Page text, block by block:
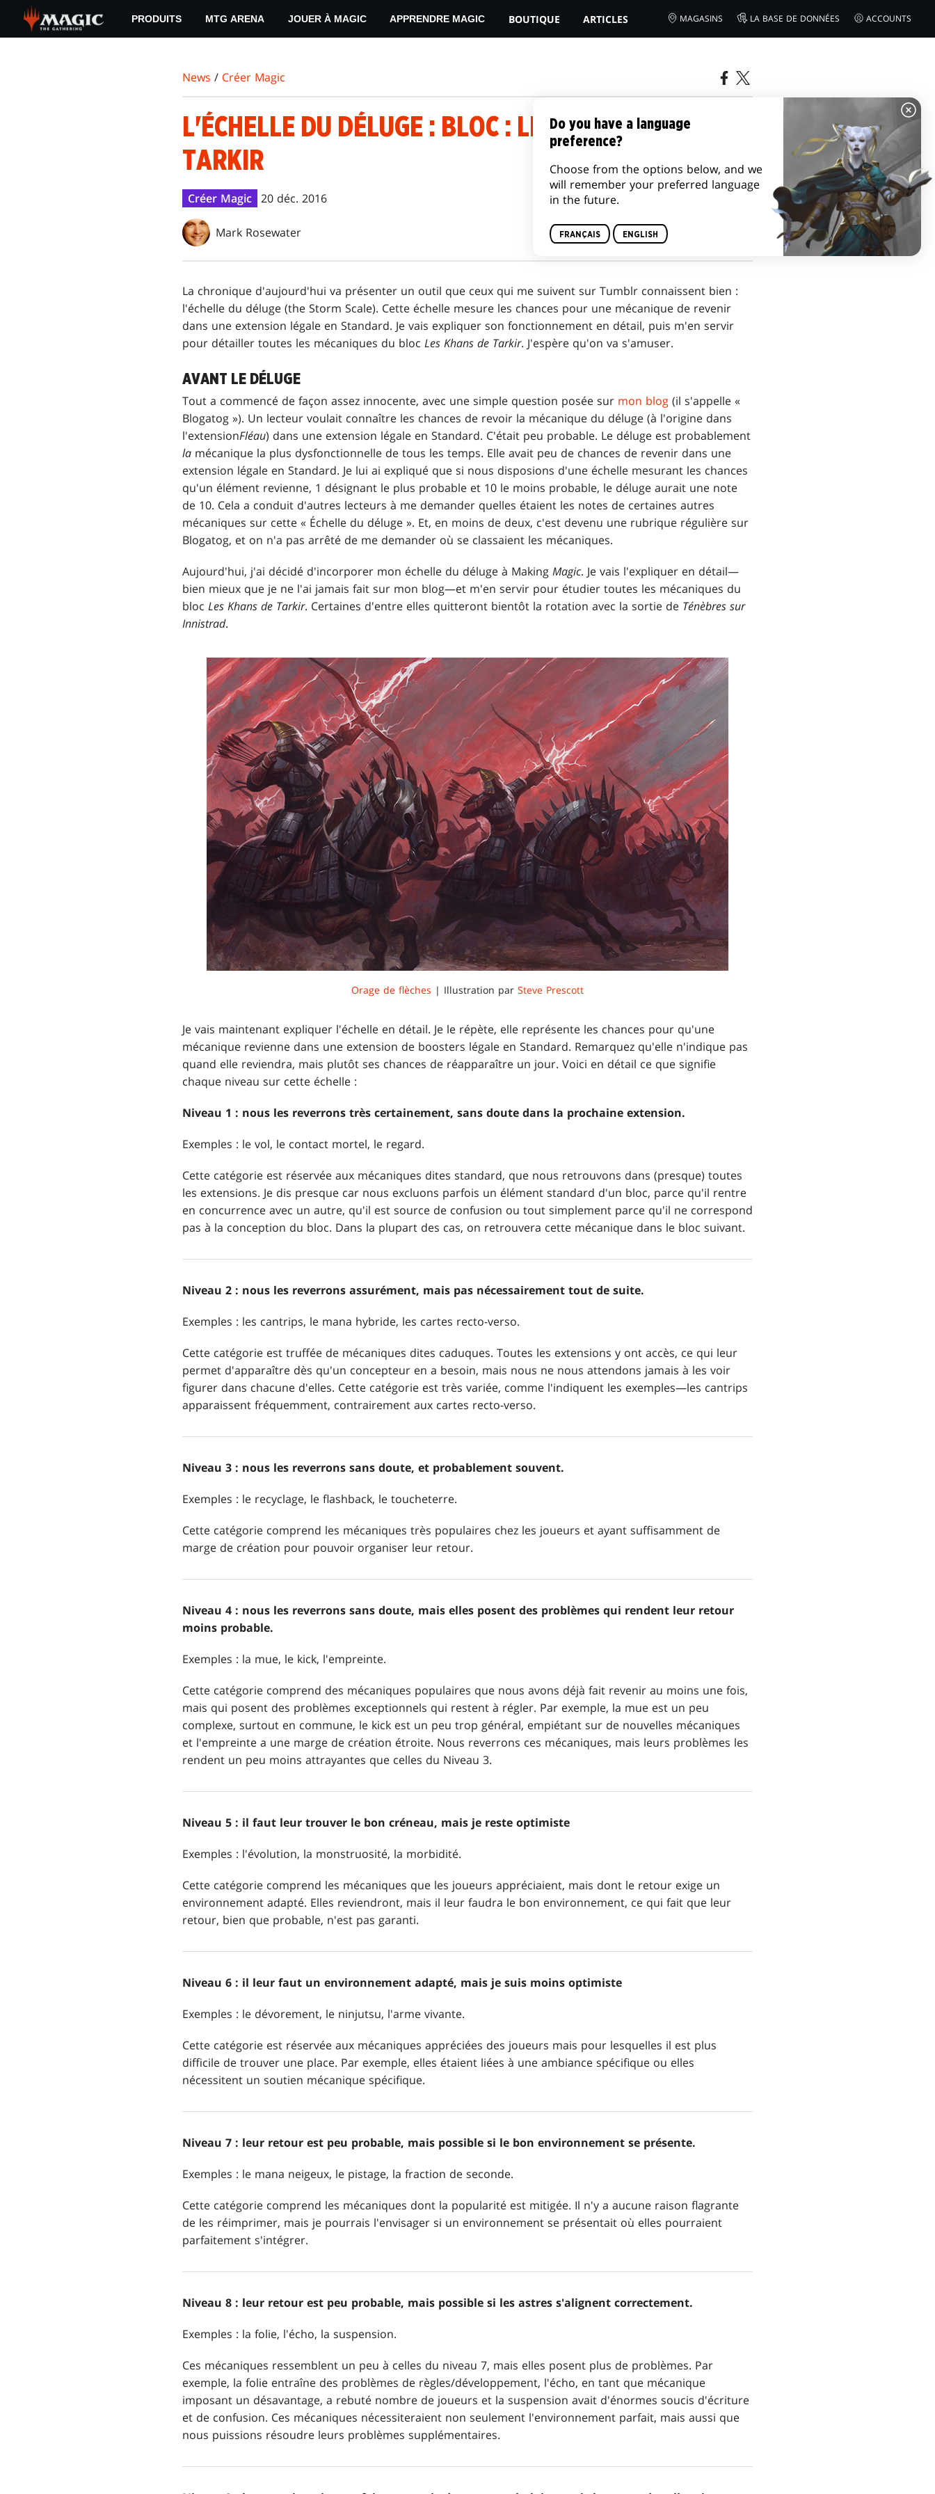
main
PRODUITS MTG ARENA JOUER À MAGIC APPRENDRE MAGIC BOUTIQUE ARTICLES MAGASINS LA BASE DE DONNÉES ACCOUNTS
News / Créer Magic
L'ÉCHELLE DU DÉLUGE : BLOC : LES KHANS DE
TARKIR
Créer Magic 20 déc. 2016
Mark Rosewater
La chronique d'aujourd'hui va présenter un outil que ceux qui me suivent sur Tumblr connaissent bien :
l'échelle du déluge (the Storm Scale). Cette échelle mesure les chances pour une mécanique de revenir
dans une extension légale en Standard. Je vais expliquer son fonctionnement en détail, puis m'en servir
pour détailler toutes les mécaniques du bloc Les Khans de Tarkir. J'espère qu'on va s'amuser.
AVANT LE DÉLUGE
Tout a commencé de façon assez innocente, avec une simple question posée sur mon blog (il s'appelle «
Blogatog »). Un lecteur voulait connaître les chances de revoir la mécanique du déluge (à l'origine dans
l'extensionFléau) dans une extension légale en Standard. C'était peu probable. Le déluge est probablement
la mécanique la plus dysfonctionnelle de tous les temps. Elle avait peu de chances de revenir dans une
extension légale en Standard. Je lui ai expliqué que si nous disposions d'une échelle mesurant les chances
qu'un élément revienne, 1 désignant le plus probable et 10 le moins probable, le déluge aurait une note
de 10. Cela a conduit d'autres lecteurs à me demander quelles étaient les notes de certaines autres
mécaniques sur cette « Échelle du déluge ». Et, en moins de deux, c'est devenu une rubrique régulière sur
Blogatog, et on n'a pas arrêté de me demander où se classaient les mécaniques.
Aujourd'hui, j'ai décidé d'incorporer mon échelle du déluge à Making Magic. Je vais l'expliquer en détail—
bien mieux que je ne l'ai jamais fait sur mon blog—et m'en servir pour étudier toutes les mécaniques du
bloc Les Khans de Tarkir. Certaines d'entre elles quitteront bientôt la rotation avec la sortie de Ténèbres sur
Innistrad.
Orage de flèches | Illustration par Steve Prescott
Je vais maintenant expliquer l'échelle en détail. Je le répète, elle représente les chances pour qu'une
mécanique revienne dans une extension de boosters légale en Standard. Remarquez qu'elle n'indique pas
quand elle reviendra, mais plutôt ses chances de réapparaître un jour. Voici en détail ce que signifie
chaque niveau sur cette échelle :
Niveau 1 : nous les reverrons très certainement, sans doute dans la prochaine extension.
Exemples : le vol, le contact mortel, le regard.
Cette catégorie est réservée aux mécaniques dites standard, que nous retrouvons dans (presque) toutes
les extensions. Je dis presque car nous excluons parfois un élément standard d'un bloc, parce qu'il rentre
en concurrence avec un autre, qu'il est source de confusion ou tout simplement parce qu'il ne correspond
pas à la conception du bloc. Dans la plupart des cas, on retrouvera cette mécanique dans le bloc suivant.
Niveau 2 : nous les reverrons assurément, mais pas nécessairement tout de suite.
Exemples : les cantrips, le mana hybride, les cartes recto-verso.
Cette catégorie est truffée de mécaniques dites caduques. Toutes les extensions y ont accès, ce qui leur
permet d'apparaître dès qu'un concepteur en a besoin, mais nous ne nous attendons jamais à les voir
figurer dans chacune d'elles. Cette catégorie est très variée, comme l'indiquent les exemples—les cantrips
apparaissent fréquemment, contrairement aux cartes recto-verso.
Niveau 3 : nous les reverrons sans doute, et probablement souvent.
Exemples : le recyclage, le flashback, le toucheterre.
Cette catégorie comprend les mécaniques très populaires chez les joueurs et ayant suffisamment de
marge de création pour pouvoir organiser leur retour.
Niveau 4 : nous les reverrons sans doute, mais elles posent des problèmes qui rendent leur retour
moins probable.
Exemples : la mue, le kick, l'empreinte.
Cette catégorie comprend des mécaniques populaires que nous avons déjà fait revenir au moins une fois,
mais qui posent des problèmes exceptionnels qui restent à régler. Par exemple, la mue est un peu
complexe, surtout en commune, le kick est un peu trop général, empiétant sur de nouvelles mécaniques
et l'empreinte a une marge de création étroite. Nous reverrons ces mécaniques, mais leurs problèmes les
rendent un peu moins attrayantes que celles du Niveau 3.
Niveau 5 : il faut leur trouver le bon créneau, mais je reste optimiste
Exemples : l'évolution, la monstruosité, la morbidité.
Cette catégorie comprend les mécaniques que les joueurs appréciaient, mais dont le retour exige un
environnement adapté. Elles reviendront, mais il leur faudra le bon environnement, ce qui fait que leur
retour, bien que probable, n'est pas garanti.
Niveau 6 : il leur faut un environnement adapté, mais je suis moins optimiste
Exemples : le dévorement, le ninjutsu, l'arme vivante.
Cette catégorie est réservée aux mécaniques appréciées des joueurs mais pour lesquelles il est plus
difficile de trouver une place. Par exemple, elles étaient liées à une ambiance spécifique ou elles
nécessitent un soutien mécanique spécifique.
Niveau 7 : leur retour est peu probable, mais possible si le bon environnement se présente.
Exemples : le mana neigeux, le pistage, la fraction de seconde.
Cette catégorie comprend les mécaniques dont la popularité est mitigée. Il n'y a aucune raison flagrante
de les réimprimer, mais je pourrais l'envisager si un environnement se présentait où elles pourraient
parfaitement s'intégrer.
Niveau 8 : leur retour est peu probable, mais possible si les astres s'alignent correctement.
Exemples : la folie, l'écho, la suspension.
Ces mécaniques ressemblent un peu à celles du niveau 7, mais elles posent plus de problèmes. Par
exemple, la folie entraîne des problèmes de règles/développement, l'écho, en tant que mécanique
imposant un désavantage, a rebuté nombre de joueurs et la suspension avait d'énormes soucis d'écriture
et de confusion. Ces mécaniques nécessiteraient non seulement l'environnement parfait, mais aussi que
nous puissions résoudre leurs problèmes supplémentaires.
Do you have a language
preference?
Choose from the options below, and we
will remember your preferred language
in the future.
FRANÇAIS ENGLISH